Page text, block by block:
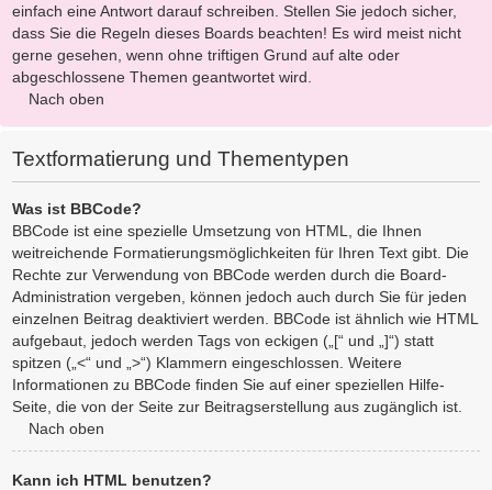
einfach eine Antwort darauf schreiben. Stellen Sie jedoch sicher,
dass Sie die Regeln dieses Boards beachten! Es wird meist nicht
gerne gesehen, wenn ohne triftigen Grund auf alte oder
abgeschlossene Themen geantwortet wird.
Nach oben
Textformatierung und Thementypen
Was ist BBCode?
BBCode ist eine spezielle Umsetzung von HTML, die Ihnen
weitreichende Formatierungsmöglichkeiten für Ihren Text gibt. Die
Rechte zur Verwendung von BBCode werden durch die Board-
Administration vergeben, können jedoch auch durch Sie für jeden
einzelnen Beitrag deaktiviert werden. BBCode ist ähnlich wie HTML
aufgebaut, jedoch werden Tags von eckigen („[“ und „]“) statt
spitzen („<“ und „>“) Klammern eingeschlossen. Weitere
Informationen zu BBCode finden Sie auf einer speziellen Hilfe-
Seite, die von der Seite zur Beitragserstellung aus zugänglich ist.
Nach oben
Kann ich HTML benutzen?